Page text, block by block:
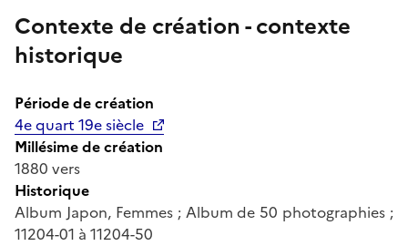
Contexte de création - contexte
historique
Période de création
4e quart 19e siècle
Millésime de création
1880 vers
Historique
Album Japon, Femmes ; Album de 50 photographies ;
11204-01 à 11204-50